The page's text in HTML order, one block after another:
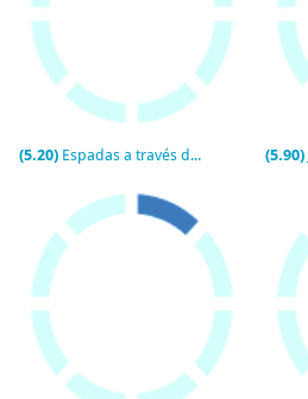
(5.20) Espadas a través del tiempo (5.90)